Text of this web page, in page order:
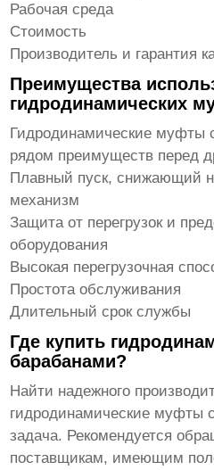
Рабочая среда
Стоимость
Производитель и гарантия
Преимущества
гидродинамических
Гидродинамические муфты
рядом преимуществ перед
Плавный пуск, снижающий
механизм
Защита от перегрузок и
оборудования
Высокая перегрузочная
Простота обслуживания
Длительный срок службы
Где купить
барабанами?
Найти надежного
гидродинамические муфты
задача. Рекомендуется
поставщикам, имеющим